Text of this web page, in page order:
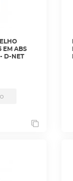
EM ABS
D-NET